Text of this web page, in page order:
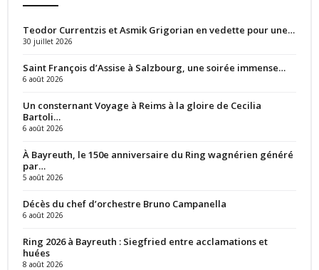
Teodor Currentzis et Asmik Grigorian en vedette pour une…
30 juillet 2026
Saint François d’Assise à Salzbourg, une soirée immense…
6 août 2026
Un consternant Voyage à Reims à la gloire de Cecilia
Bartoli…
6 août 2026
À Bayreuth, le 150e anniversaire du Ring wagnérien généré
par…
5 août 2026
Décès du chef d’orchestre Bruno Campanella
6 août 2026
Ring 2026 à Bayreuth : Siegfried entre acclamations et
huées
8 août 2026